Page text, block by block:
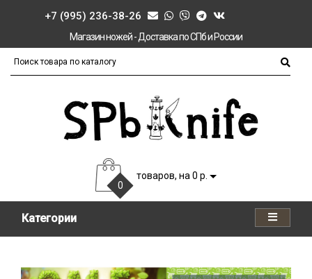
+7 (995) 236-38-26
Магазин ножей - Доставка по СПб и России
0
товаров, на 0 р.
Категории